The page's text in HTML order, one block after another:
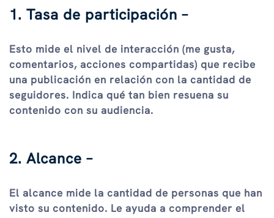
1. Tasa de participación –
Esto mide el nivel de interacción (me gusta,
comentarios, acciones compartidas) que recibe
una publicación en relación con la cantidad de
seguidores. Indica qué tan bien resuena su
contenido con su audiencia.
2. Alcance –
El alcance mide la cantidad de personas que han
visto su contenido. Le ayuda a comprender el